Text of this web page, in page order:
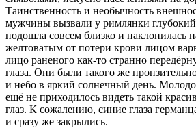
Таинственность и необычность
мужчины вызвали у римлянки
подошла совсем близко и наклонилась
желтоватым от потери крови лицом
лицо раненого как-то странно
глаза. Они были такого же
и небо в яркий солнечный день.
ещё не приходилось видеть такой
глаз. К сожалению, синие глаза
и сразу же закрылись.